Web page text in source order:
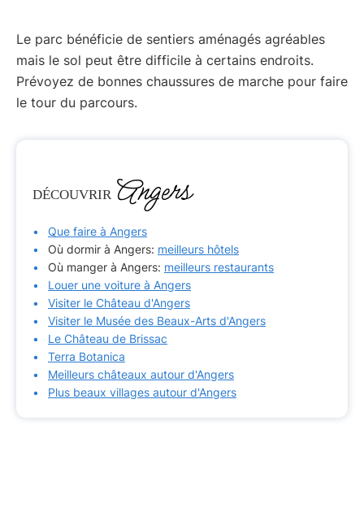
Le parc bénéficie de sentiers aménagés agréables
mais le sol peut être difficile à certains endroits.
Prévoyez de bonnes chaussures de marche pour faire
le tour du parcours.
DÉCOUVRIR Angers
Que faire à Angers
Où dormir à Angers: meilleurs hôtels
Où manger à Angers: meilleurs restaurants
Louer une voiture à Angers
Visiter le Château d'Angers
Visiter le Musée des Beaux-Arts d'Angers
Le Château de Brissac
Terra Botanica
Meilleurs châteaux autour d'Angers
Plus beaux villages autour d'Angers